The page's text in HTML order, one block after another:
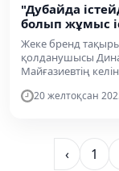
"Дубайда
болып жұмыс
Жеке бренд
қолданушысы
Майғазиевтің
20 желтоқсан
‹ 1